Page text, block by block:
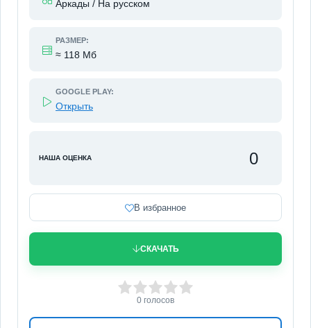
Аркады / На русском
РАЗМЕР:
≈ 118 Мб
GOOGLE PLAY:
Открыть
НАША ОЦЕНКА 0
В избранное
СКАЧАТЬ
3 4 5
0 голосов